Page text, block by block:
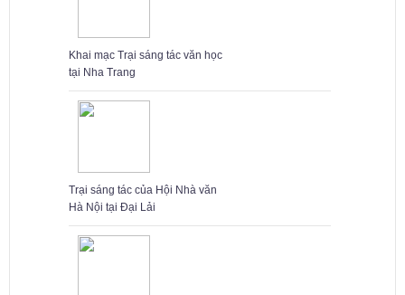
Khai mạc Trại sáng tác văn học
tại Nha Trang
Trại sáng tác của Hội Nhà văn
Hà Nội tại Đại Lải